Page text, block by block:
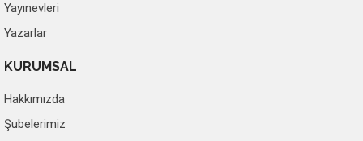
Yayınevleri
Yazarlar
KURUMSAL
Hakkımızda
Şubelerimiz